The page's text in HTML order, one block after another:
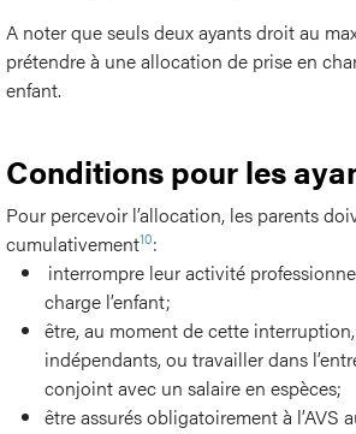
A noter que seuls deux ayants droit au
prétendre à une allocation de prise en
enfant.
Conditions pour les
Pour percevoir l’allocation, les parents
cumulativement10:
interrompre leur activité
charge l’enfant;
être, au moment de cette
indépendants, ou travailler dans
conjoint avec un salaire en espèces;
être assurés obligatoirement à l’AVS